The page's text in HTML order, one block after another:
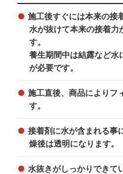
施工後すぐには本来の接
水が抜けて本来の接着力
す。
養生期間中は結露など水
が必要です。
施工直後、商品によりフ
す。
接着剤に水が含まれる事
燥後は透明になります。
水抜きがしっかりできて